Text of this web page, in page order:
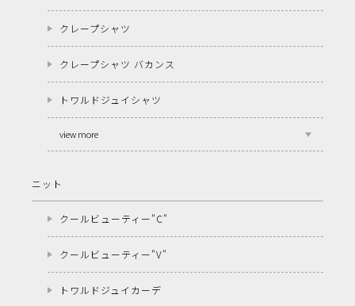
クレープシャツ
クレープシャツ バカンス
トワルドジュイシャツ
view more
ニット
クールビューティー"C"
クールビューティー"V"
トワルドジュイカーデ